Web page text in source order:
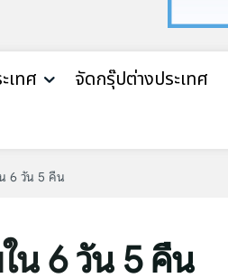
เทศ จัดกรุ๊ปต่างประเทศ
6 วัน 5 คืน
น 6 วัน 5 คืน